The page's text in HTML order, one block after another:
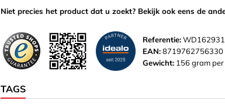
Niet precies het product dat u zoekt? Bekijk ook eens de
Referentie:
EAN:8719762756330
Gewicht: 156 gram per
TAGS